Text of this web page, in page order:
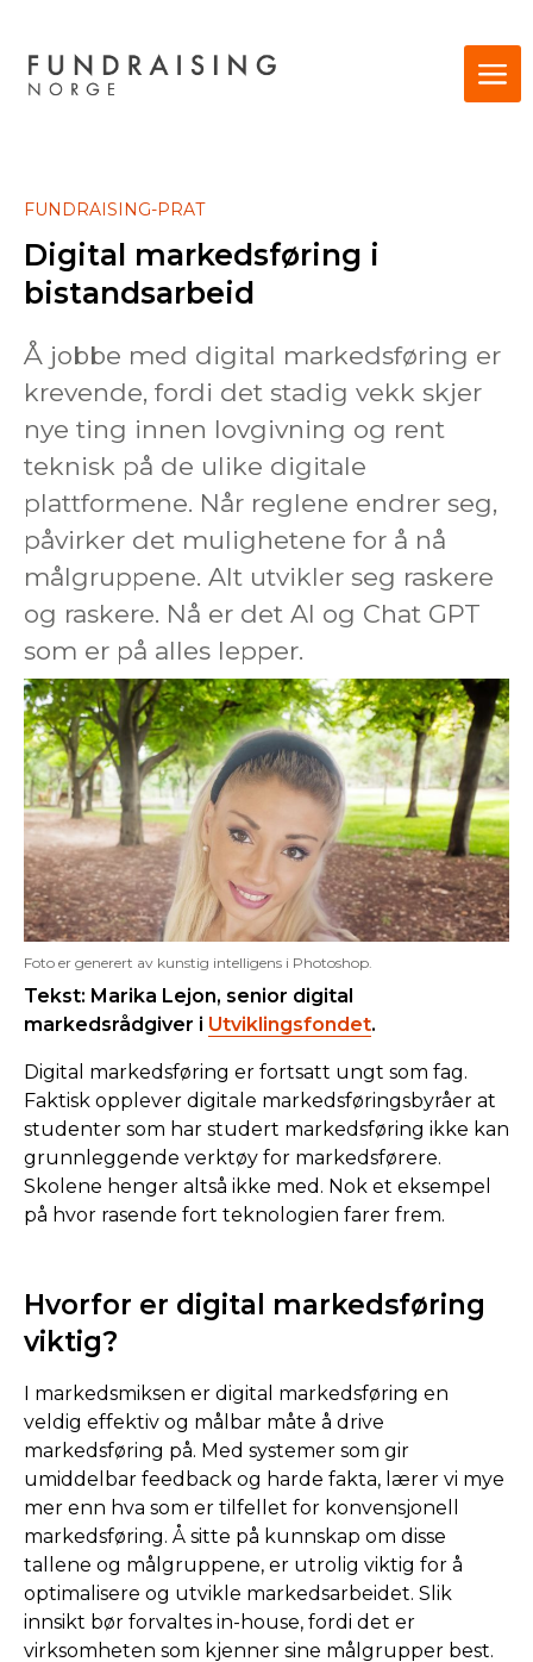
FUNDRAISING-PRAT
Digital markedsføring i
bistandsarbeid
Å jobbe med digital markedsføring er
krevende, fordi det stadig vekk skjer
nye ting innen lovgivning og rent
teknisk på de ulike digitale
plattformene. Når reglene endrer seg,
påvirker det mulighetene for å nå
målgruppene. Alt utvikler seg raskere
og raskere. Nå er det AI og Chat GPT
som er på alles lepper.
Foto er generert av kunstig intelligens i Photoshop.
Tekst: Marika Lejon, senior digital
markedsrådgiver i Utviklingsfondet.
Digital markedsføring er fortsatt ungt som fag.
Faktisk opplever digitale markedsføringsbyråer at
studenter som har studert markedsføring ikke kan
grunnleggende verktøy for markedsførere.
Skolene henger altså ikke med. Nok et eksempel
på hvor rasende fort teknologien farer frem.
Hvorfor er digital markedsføring
viktig?
I markedsmiksen er digital markedsføring en
veldig effektiv og målbar måte å drive
markedsføring på. Med systemer som gir
umiddelbar feedback og harde fakta, lærer vi mye
mer enn hva som er tilfellet for konvensjonell
markedsføring. Å sitte på kunnskap om disse
tallene og målgruppene, er utrolig viktig for å
optimalisere og utvikle markedsarbeidet. Slik
innsikt bør forvaltes in-house, fordi det er
virksomheten som kjenner sine målgrupper best.